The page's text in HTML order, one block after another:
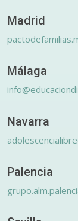
Madrid
Málaga
Navarra
Palencia